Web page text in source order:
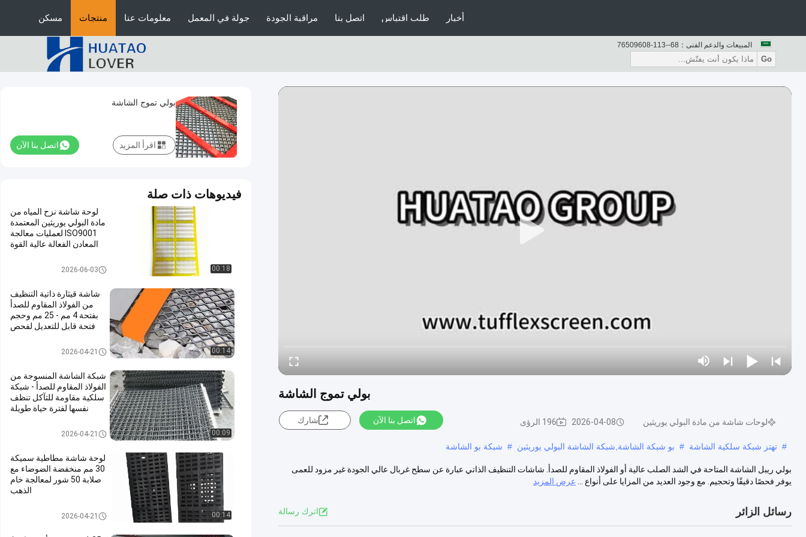
مسكن منتجات معلومات عنا جولة في المعمل مراقبة الجودة اتصل بنا طلب اقتباس أخبار
المبيعات والدعم الفنى： 86--311-80690567
Go
بولي تموج الشاشة
لوحات شاشة من مادة البولي يوريثين 2026-04-08 196 الرؤى اتصل بنا الآن شارك
# تهتز شبكة سلكية الشاشة # بو شبكة الشاشة,شبكة الشاشة البولي يوريثين # شبكة بو الشاشة
بولي ريبل الشاشة المتاحة في الشد الصلب عالية أو الفولاذ المقاوم للصدأ. شاشات التنظيف الذاتي عبارة عن سطح غربال عالي الجودة غير مزود للعمى
يوفر فحصًا دقيقًا وتحجيم. مع وجود العديد من المزايا على أنواع ...
عرض المزيد
رسائل الزائر اترك رسالة
بولي تموج الشاشة
اتصل بنا الآن اقرأ المزيد
فيديوهات ذات صلة
00:18
لوحة شاشة نزح المياه من
مادة البولي يوريثين المعتمدة
ISO9001 لعمليات معالجة
المعادن الفعالة عالية القوة
لوحات شاشة من مادة البولي يوري
2026-06-03
00:14
شاشة قيثارة ذاتية التنظيف
من الفولاذ المقاوم للصدأ
بفتحة 4 مم - 25 مم وحجم
فتحة قابل للتعديل لفحص
لوحات شاشة من مادة البولي يوري
2026-04-21
00:09
شبكة الشاشة المنسوجة من
الفولاذ المقاوم للصدأ - شبكة
سلكية مقاومة للتآكل تنظف
نفسها لفترة حياة طويلة
لوحات شاشة من مادة البولي يوري
2026-04-21
00:14
لوحة شاشة مطاطية سميكة
30 مم منخفضة الضوضاء مع
صلابة 50 شور لمعالجة خام
الذهب
لوحات شاشة من مادة البولي يوري
2026-04-21